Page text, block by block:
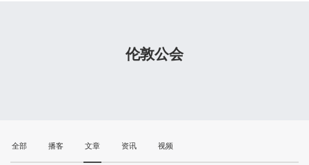
伦敦公会
全部 播客 文章 资讯 视频